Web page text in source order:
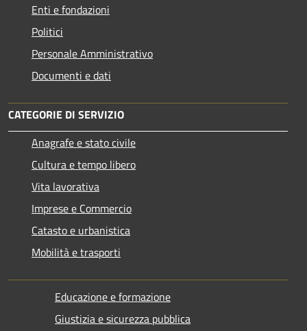
Enti e fondazioni
Politici
Personale Amministrativo
Documenti e dati
CATEGORIE DI SERVIZIO
Anagrafe e stato civile
Cultura e tempo libero
Vita lavorativa
Imprese e Commercio
Catasto e urbanistica
Mobilità e trasporti
Educazione e formazione
Giustizia e sicurezza pubblica